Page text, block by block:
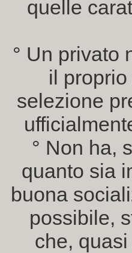
quelle
° Un privato
il
selezione
° Non ha,
quanto sia
buona
possibile,
che,